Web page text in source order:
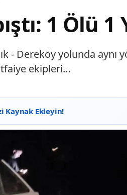
1 Ölü 1
- Dereköy yolunda
ekipleri…
Kaynak Ekleyin!